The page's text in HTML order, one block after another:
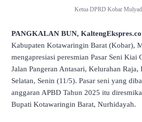
Ketua DPRD Kobar
PANGKALAN BUN,
Kabupaten Kotawaringin Barat (Kobar),
mengapresiasi peresmian Pasar Seni Kiai
Jalan Pangeran Antasari, Kelurahan Raja,
Selatan, Senin (11/5). Pasar seni yang
anggaran APBD Tahun 2025 itu
Bupati Kotawaringin Barat, Nurhidayah.